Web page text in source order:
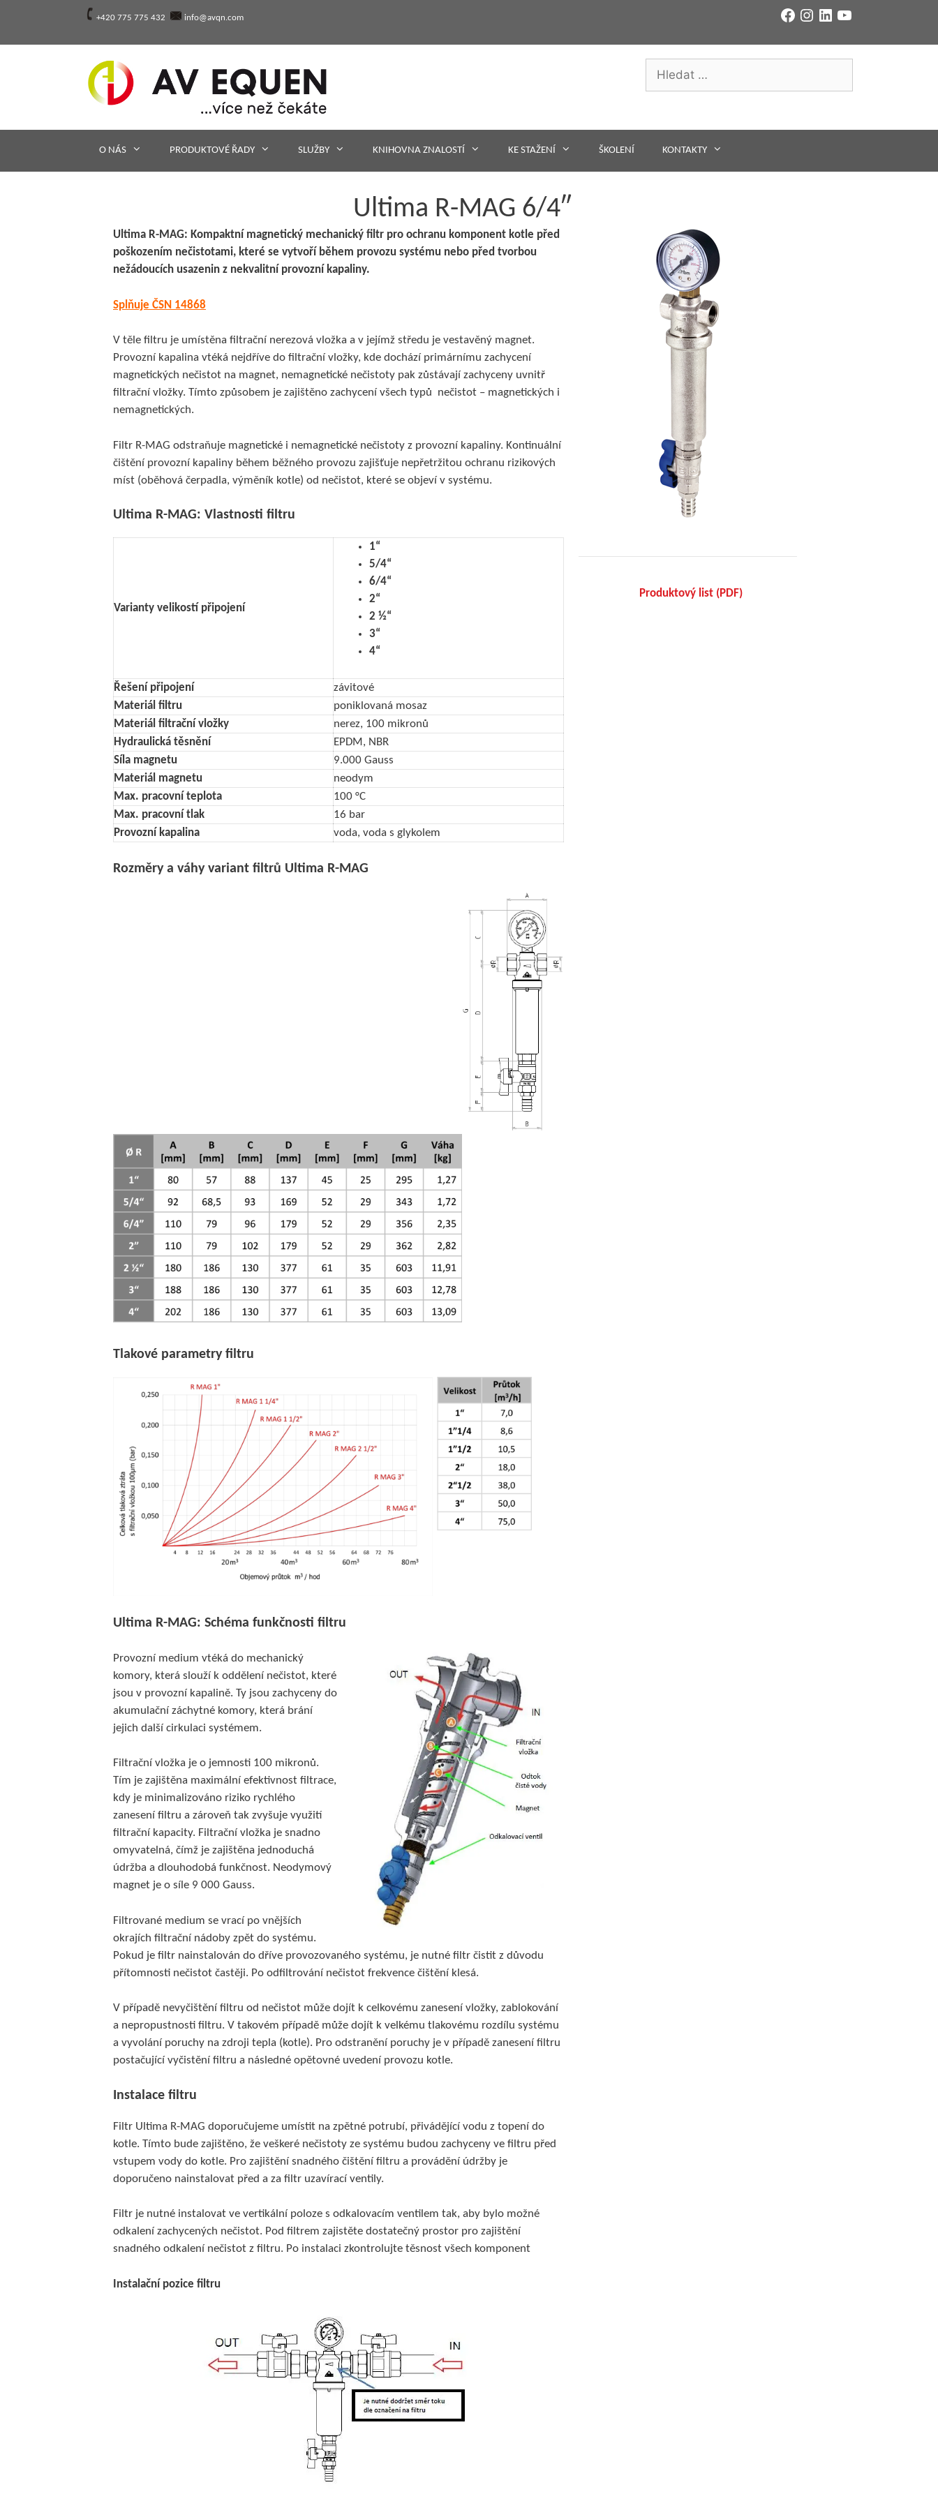
obsah
FacebookInstagramLinkedInYouTube
+420 775 775 432 info@avqn.com
O NÁS PRODUKTOVÉ ŘADY SLUŽBY KNIHOVNA ZNALOSTÍ KE STAŽENÍ ŠKOLENÍ KONTAKTY
Ultima R-MAG 6/4″
Ultima R-MAG: Kompaktní magnetický mechanický filtr pro ochranu komponent kotle před
poškozením nečistotami, které se vytvoří během provozu systému nebo před tvorbou
nežádoucích usazenin z nekvalitní provozní kapaliny.
Splňuje ČSN 14868
V těle filtru je umístěna filtrační nerezová vložka a v jejímž středu je vestavěný magnet.
Provozní kapalina vtéká nejdříve do filtrační vložky, kde dochází primárnímu zachycení
magnetických nečistot na magnet, nemagnetické nečistoty pak zůstávají zachyceny uvnitř
filtrační vložky. Tímto způsobem je zajištěno zachycení všech typů nečistot – magnetických i
nemagnetických.
Filtr R-MAG odstraňuje magnetické i nemagnetické nečistoty z provozní kapaliny. Kontinuální
čištění provozní kapaliny během běžného provozu zajišťuje nepřetržitou ochranu rizikových
míst (oběhová čerpadla, výměník kotle) od nečistot, které se objeví v systému.
Ultima R-MAG: Vlastnosti filtru
Varianty velikostí připojení
1“
5/4“
6/4“
2“
2 ½“
3“
4“
Řešení připojení
závitové
Materiál filtru
poniklovaná mosaz
Materiál filtrační vložky
nerez, 100 mikronů
Hydraulická těsnění
EPDM, NBR
Síla magnetu
9.000 Gauss
Materiál magnetu
neodym
Max. pracovní teplota
100 °C
Max. pracovní tlak
16 bar
Provozní kapalina
voda, voda s glykolem
Rozměry a váhy variant filtrů Ultima R-MAG
Tlakové parametry filtru
Ultima R-MAG: Schéma funkčnosti filtru
Provozní medium vtéká do mechanický
komory, která slouží k oddělení nečistot, které
jsou v provozní kapalině. Ty jsou zachyceny do
akumulační záchytné komory, která brání
jejich další cirkulaci systémem.
Filtrační vložka je o jemnosti 100 mikronů.
Tím je zajištěna maximální efektivnost filtrace,
kdy je minimalizováno riziko rychlého
zanesení filtru a zároveň tak zvyšuje využití
filtrační kapacity. Filtrační vložka je snadno
omyvatelná, čímž je zajištěna jednoduchá
údržba a dlouhodobá funkčnost. Neodymový
magnet je o síle 9 000 Gauss.
Filtrované medium se vrací po vnějších
okrajích filtrační nádoby zpět do systému.
Pokud je filtr nainstalován do dříve provozovaného systému, je nutné filtr čistit z důvodu
přítomnosti nečistot častěji. Po odfiltrování nečistot frekvence čištění klesá.
V případě nevyčištění filtru od nečistot může dojít k celkovému zanesení vložky, zablokování
a nepropustnosti filtru. V takovém případě může dojít k velkému tlakovému rozdílu systému
a vyvolání poruchy na zdroji tepla (kotle). Pro odstranění poruchy je v případě zanesení filtru
postačující vyčistění filtru a následné opětovné uvedení provozu kotle.
Instalace filtru
Filtr Ultima R-MAG doporučujeme umístit na zpětné potrubí, přivádějící vodu z topení do
kotle. Tímto bude zajištěno, že veškeré nečistoty ze systému budou zachyceny ve filtru před
vstupem vody do kotle. Pro zajištění snadného čištění filtru a provádění údržby je
doporučeno nainstalovat před a za filtr uzavírací ventily.
Filtr je nutné instalovat ve vertikální poloze s odkalovacím ventilem tak, aby bylo možné
odkalení zachycených nečistot. Pod filtrem zajistěte dostatečný prostor pro zajištění
snadného odkalení nečistot z filtru. Po instalaci zkontrolujte těsnost všech komponent
Instalační pozice filtru
Produktový list (PDF)